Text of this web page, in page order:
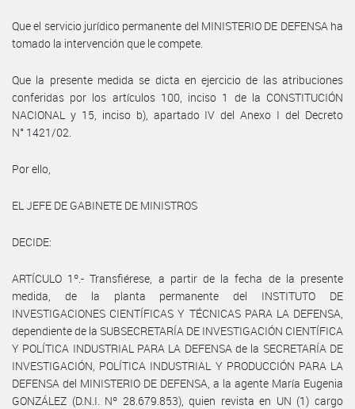
Que el servicio jurídico permanente del MINISTERIO DE DEFENSA ha
tomado la intervención que le compete.
Que la presente medida se dicta en ejercicio de las atribuciones
conferidas por los artículos 100, inciso 1 de la CONSTITUCIÓN
NACIONAL y 15, inciso b), apartado IV del Anexo I del Decreto
N° 1421/02.
Por ello,
EL JEFE DE GABINETE DE MINISTROS
DECIDE:
ARTÍCULO 1º.- Transfiérese, a partir de la fecha de la presente
medida, de la planta permanente del INSTITUTO DE
INVESTIGACIONES CIENTÍFICAS Y TÉCNICAS PARA LA DEFENSA,
dependiente de la SUBSECRETARÍA DE INVESTIGACIÓN CIENTÍFICA
Y POLÍTICA INDUSTRIAL PARA LA DEFENSA de la SECRETARÍA DE
INVESTIGACIÓN, POLÍTICA INDUSTRIAL Y PRODUCCIÓN PARA LA
DEFENSA del MINISTERIO DE DEFENSA, a la agente María Eugenia
GONZÁLEZ (D.N.I. Nº 28.679.853), quien revista en UN (1) cargo